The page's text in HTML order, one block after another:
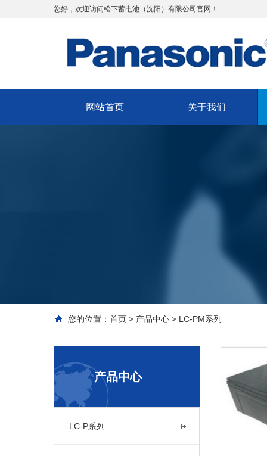
您好，欢迎访问松下蓄电池（沈阳）有限公司官网！
网站首页 关于我们
您的位置： 首页 > 产品中心 > LC-PM系列
产品中心
LC-P系列